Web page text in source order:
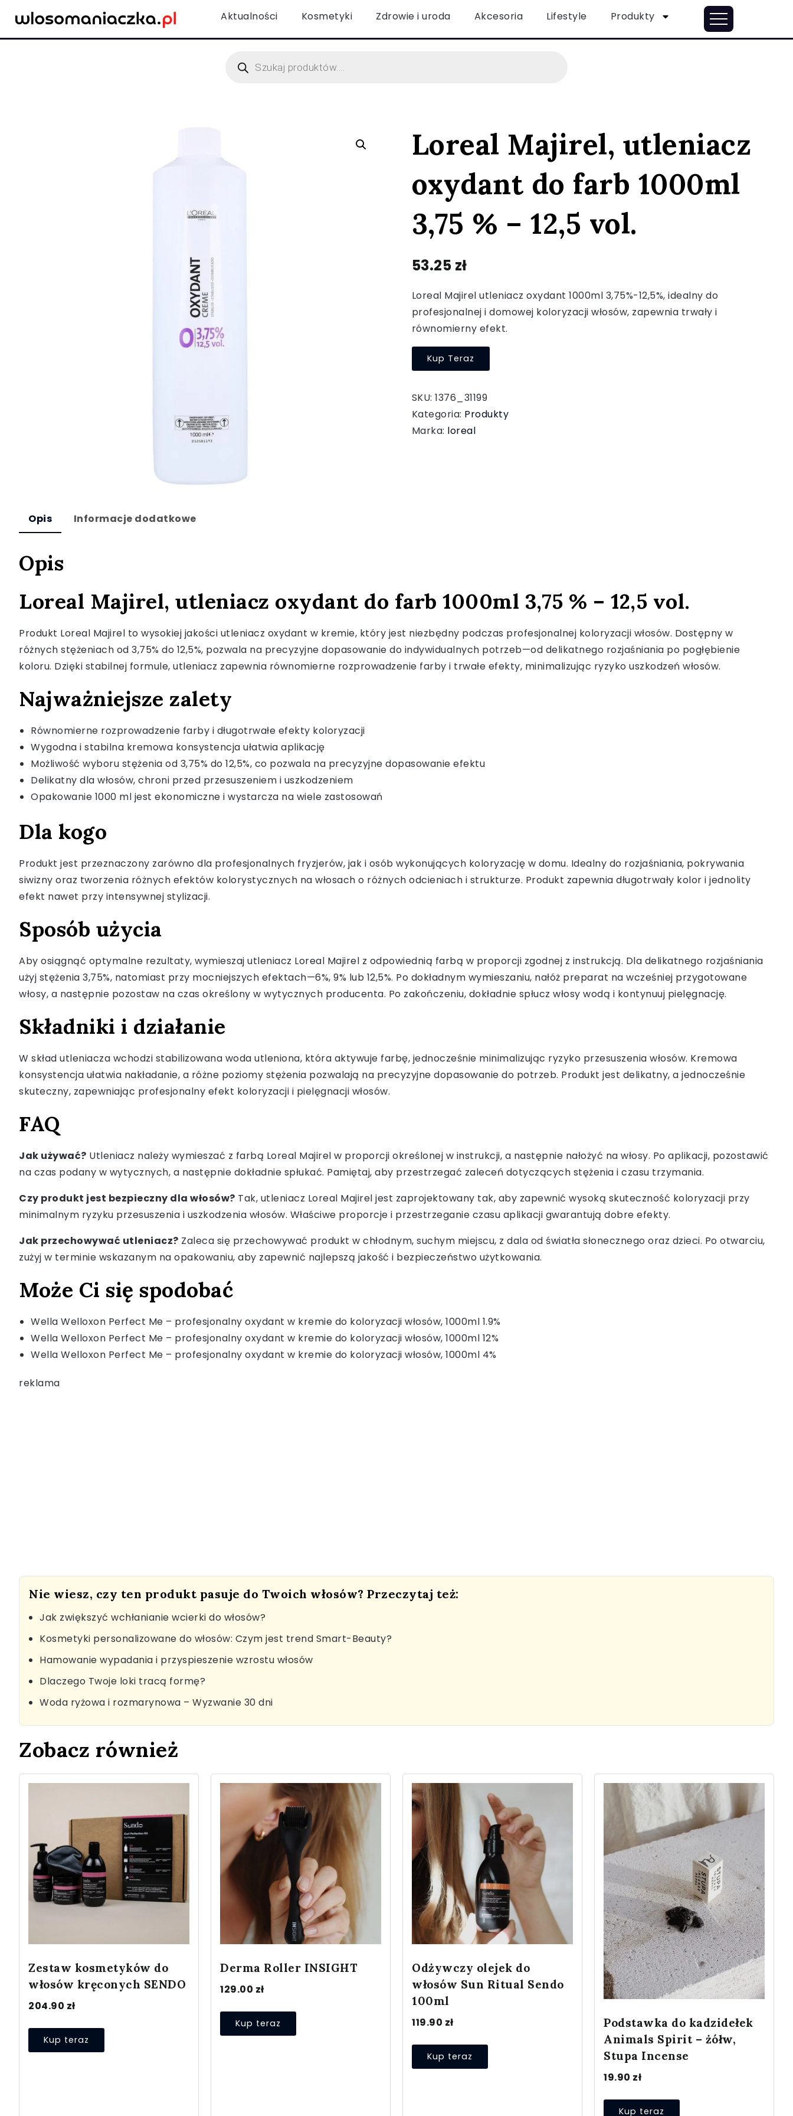
Aktualności Kosmetyki Zdrowie i uroda Akcesoria Lifestyle Produkty
Loreal Majirel, utleniacz
oxydant do farb 1000ml
3,75 % – 12,5 vol.
53.25 zł
Loreal Majirel utleniacz oxydant 1000ml 3,75%-12,5%, idealny do
profesjonalnej i domowej koloryzacji włosów, zapewnia trwały i
równomierny efekt.
Kup Teraz
SKU:1376_31199
Kategoria: Produkty
Marka: loreal
Opis Informacje dodatkowe
Opis
Loreal Majirel, utleniacz oxydant do farb 1000ml 3,75 % – 12,5 vol.
Produkt Loreal Majirel to wysokiej jakości utleniacz oxydant w kremie, który jest niezbędny podczas profesjonalnej koloryzacji włosów. Dostępny w
różnych stężeniach od 3,75% do 12,5%, pozwala na precyzyjne dopasowanie do indywidualnych potrzeb—od delikatnego rozjaśniania po pogłębienie
koloru. Dzięki stabilnej formule, utleniacz zapewnia równomierne rozprowadzenie farby i trwałe efekty, minimalizując ryzyko uszkodzeń włosów.
Najważniejsze zalety
Równomierne rozprowadzenie farby i długotrwałe efekty koloryzacji
Wygodna i stabilna kremowa konsystencja ułatwia aplikację
Możliwość wyboru stężenia od 3,75% do 12,5%, co pozwala na precyzyjne dopasowanie efektu
Delikatny dla włosów, chroni przed przesuszeniem i uszkodzeniem
Opakowanie 1000 ml jest ekonomiczne i wystarcza na wiele zastosowań
Dla kogo
Produkt jest przeznaczony zarówno dla profesjonalnych fryzjerów, jak i osób wykonujących koloryzację w domu. Idealny do rozjaśniania, pokrywania
siwizny oraz tworzenia różnych efektów kolorystycznych na włosach o różnych odcieniach i strukturze. Produkt zapewnia długotrwały kolor i jednolity
efekt nawet przy intensywnej stylizacji.
Sposób użycia
Aby osiągnąć optymalne rezultaty, wymieszaj utleniacz Loreal Majirel z odpowiednią farbą w proporcji zgodnej z instrukcją. Dla delikatnego rozjaśniania
użyj stężenia 3,75%, natomiast przy mocniejszych efektach—6%, 9% lub 12,5%. Po dokładnym wymieszaniu, nałóż preparat na wcześniej przygotowane
włosy, a następnie pozostaw na czas określony w wytycznych producenta. Po zakończeniu, dokładnie spłucz włosy wodą i kontynuuj pielęgnację.
Składniki i działanie
W skład utleniacza wchodzi stabilizowana woda utleniona, która aktywuje farbę, jednocześnie minimalizując ryzyko przesuszenia włosów. Kremowa
konsystencja ułatwia nakładanie, a różne poziomy stężenia pozwalają na precyzyjne dopasowanie do potrzeb. Produkt jest delikatny, a jednocześnie
skuteczny, zapewniając profesjonalny efekt koloryzacji i pielęgnacji włosów.
FAQ
Jak używać? Utleniacz należy wymieszać z farbą Loreal Majirel w proporcji określonej w instrukcji, a następnie nałożyć na włosy. Po aplikacji, pozostawić
na czas podany w wytycznych, a następnie dokładnie spłukać. Pamiętaj, aby przestrzegać zaleceń dotyczących stężenia i czasu trzymania.
Czy produkt jest bezpieczny dla włosów? Tak, utleniacz Loreal Majirel jest zaprojektowany tak, aby zapewnić wysoką skuteczność koloryzacji przy
minimalnym ryzyku przesuszenia i uszkodzenia włosów. Właściwe proporcje i przestrzeganie czasu aplikacji gwarantują dobre efekty.
Jak przechowywać utleniacz? Zaleca się przechowywać produkt w chłodnym, suchym miejscu, z dala od światła słonecznego oraz dzieci. Po otwarciu,
zużyj w terminie wskazanym na opakowaniu, aby zapewnić najlepszą jakość i bezpieczeństwo użytkowania.
Może Ci się spodobać
Wella Welloxon Perfect Me – profesjonalny oxydant w kremie do koloryzacji włosów, 1000ml 1.9%
Wella Welloxon Perfect Me – profesjonalny oxydant w kremie do koloryzacji włosów, 1000ml 12%
Wella Welloxon Perfect Me – profesjonalny oxydant w kremie do koloryzacji włosów, 1000ml 4%
reklama
Nie wiesz, czy ten produkt pasuje do Twoich włosów? Przeczytaj też:
Jak zwiększyć wchłanianie wcierki do włosów?
Kosmetyki personalizowane do włosów: Czym jest trend Smart-Beauty?
Hamowanie wypadania i przyspieszenie wzrostu włosów
Dlaczego Twoje loki tracą formę?
Woda ryżowa i rozmarynowa – Wyzwanie 30 dni
Zobacz również
Zestaw kosmetyków do
włosów kręconych SENDO
204.90 zł
Kup teraz
Derma Roller INSIGHT
129.00 zł
Kup teraz
Odżywczy olejek do
włosów Sun Ritual Sendo
100ml
119.90 zł
Kup teraz
Podstawka do kadzidełek
Animals Spirit – żółw,
Stupa Incense
19.90 zł
Kup teraz